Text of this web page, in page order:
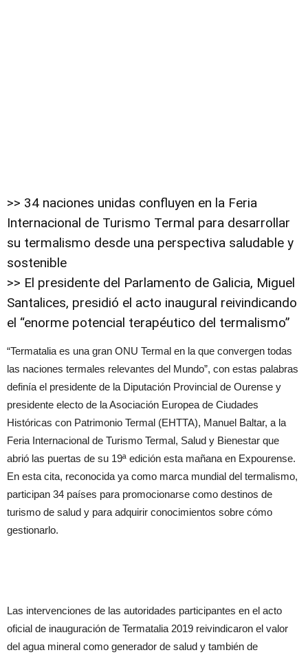
>> 34 naciones unidas confluyen en la Feria
Internacional de Turismo Termal para desarrollar
su termalismo desde una perspectiva saludable y
sostenible
>> El presidente del Parlamento de Galicia, Miguel
Santalices, presidió el acto inaugural reivindicando
el “enorme potencial terapéutico del termalismo”
“Termatalia es una gran ONU Termal en la que convergen todas
las naciones termales relevantes del Mundo”, con estas palabras
definía el presidente de la Diputación Provincial de Ourense y
presidente electo de la Asociación Europea de Ciudades
Históricas con Patrimonio Termal (EHTTA), Manuel Baltar, a la
Feria Internacional de Turismo Termal, Salud y Bienestar que
abrió las puertas de su 19ª edición esta mañana en Expourense.
En esta cita, reconocida ya como marca mundial del termalismo,
participan 34 países para promocionarse como destinos de
turismo de salud y para adquirir conocimientos sobre cómo
gestionarlo.
Las intervenciones de las autoridades participantes en el acto
oficial de inauguración de Termatalia 2019 reivindicaron el valor
del agua mineral como generador de salud y también de